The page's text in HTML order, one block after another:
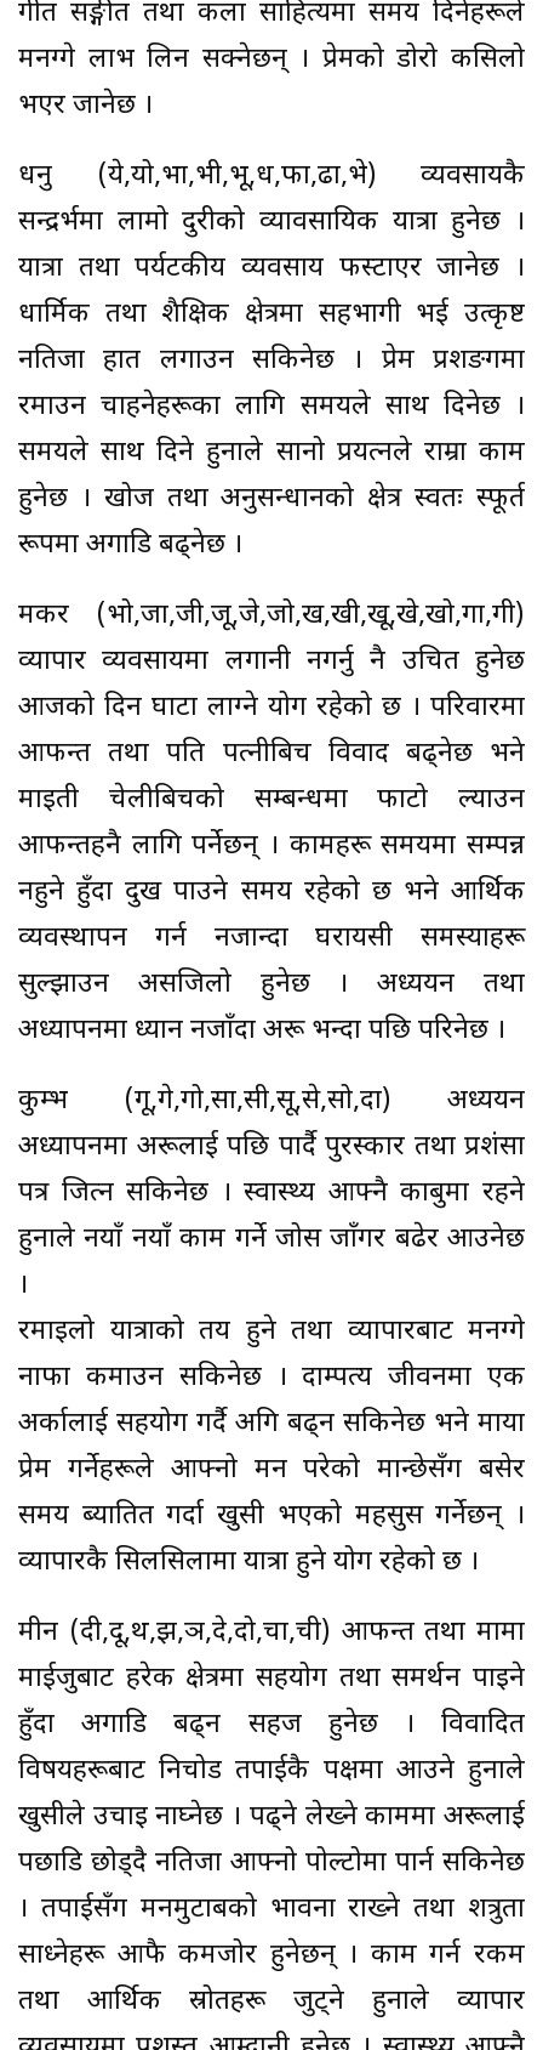
गीत सङ्गीत तथा कला साहित्यमा समय दिनेहरूले
मनग्गे लाभ लिन सक्नेछन् । प्रेमको डोरो कसिलो
भएर जानेछ ।
धनु (ये,यो,भा,भी,भू,ध,फा,ढा,भे) व्यवसायकै
सन्द्रर्भमा लामो दुरीको व्यावसायिक यात्रा हुनेछ ।
यात्रा तथा पर्यटकीय व्यवसाय फस्टाएर जानेछ ।
धार्मिक तथा शैक्षिक क्षेत्रमा सहभागी भई उत्कृष्ट
नतिजा हात लगाउन सकिनेछ । प्रेम प्रशङगमा
रमाउन चाहनेहरूका लागि समयले साथ दिनेछ ।
समयले साथ दिने हुनाले सानो प्रयत्नले राम्रा काम
हुनेछ । खोज तथा अनुसन्धानको क्षेत्र स्वतः स्फूर्त
रूपमा अगाडि बढ्नेछ ।
मकर (भो,जा,जी,जू,जे,जो,ख,खी,खू,खे,खो,गा,गी)
व्यापार व्यवसायमा लगानी नगर्नु नै उचित हुनेछ
आजको दिन घाटा लाग्ने योग रहेको छ । परिवारमा
आफन्त तथा पति पत्नीबिच विवाद बढ्नेछ भने
माइती चेलीबिचको सम्बन्धमा फाटो ल्याउन
आफन्तहरुनै लागि पर्नेछन् । कामहरू समयमा सम्पन्न
नहुने हुँदा दुख पाउने समय रहेको छ भने आर्थिक
व्यवस्थापन गर्न नजान्दा घरायसी समस्याहरू
सुल्झाउन असजिलो हुनेछ । अध्ययन तथा
अध्यापनमा ध्यान नजाँदा अरू भन्दा पछि परिनेछ ।
कुम्भ (गू,गे,गो,सा,सी,सू,से,सो,दा) अध्ययन
अध्यापनमा अरूलाई पछि पार्दै पुरस्कार तथा प्रशंसा
पत्र जित्न सकिनेछ । स्वास्थ्य आफ्नै काबुमा रहने
हुनाले नयाँ नयाँ काम गर्ने जोस जाँगर बढेर आउनेछ
।
रमाइलो यात्राको तय हुने तथा व्यापारबाट मनग्गे
नाफा कमाउन सकिनेछ । दाम्पत्य जीवनमा एक
अर्कालाई सहयोग गर्दै अगि बढ्न सकिनेछ भने माया
प्रेम गर्नेहरूले आफ्नो मन परेको मान्छेसँग बसेर
समय ब्यातित गर्दा खुसी भएको महसुस गर्नेछन् ।
व्यापारकै सिलसिलामा यात्रा हुने योग रहेको छ ।
मीन (दी,दू,थ,झ,ञ,दे,दो,चा,ची) आफन्त तथा मामा
माईजुबाट हरेक क्षेत्रमा सहयोग तथा समर्थन पाइने
हुँदा अगाडि बढ्न सहज हुनेछ । विवादित
विषयहरूबाट निचोड तपाईकै पक्षमा आउने हुनाले
खुसीले उचाइ नाघ्नेछ । पढ्ने लेख्ने काममा अरूलाई
पछाडि छोड्दै नतिजा आफ्नो पोल्टोमा पार्न सकिनेछ
। तपाईसँग मनमुटाबको भावना राख्ने तथा शत्रुता
साध्नेहरू आफै कमजोर हुनेछन् । काम गर्न रकम
तथा आर्थिक स्रोतहरू जुट्ने हुनाले व्यापार